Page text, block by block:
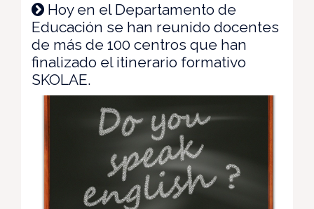
Hoy en el Departamento de
Educación se han reunido docentes
de más de 100 centros que han
finalizado el itinerario formativo
SKOLAE.